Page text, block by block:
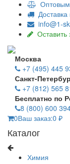
info@1-
Оставить
Москва
+7 (495) 445
Санкт-
+7 (812) 565
Бесплатно по
8 (800) 600
0Ваш заказ:0 ₽
Каталог
Химия